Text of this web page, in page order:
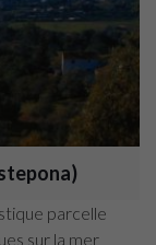
parcelle
sur la mer